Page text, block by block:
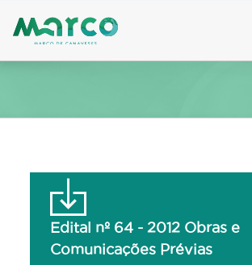
to
Edital nº 64 - 2012 Obras e
Comunicações Prévias